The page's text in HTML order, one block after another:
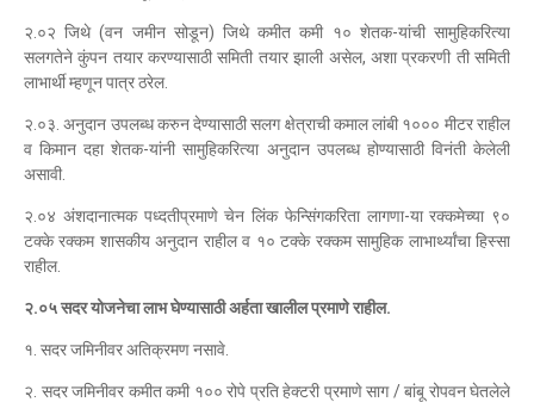
२.०२ जिथे (वन जमीन सोडून) जिथे कमीत कमी १० शेतक-यांची सामुहिकरित्या
सलगतेने कुंपन तयार करण्यासाठी समिती तयार झाली असेल, अशा प्रकरणी ती समिती
लाभार्थी म्हणून पात्र ठरेल.
२.०३. अनुदान उपलब्ध करुन देण्यासाठी सलग क्षेत्राची कमाल लांबी १००० मीटर राहील
व किमान दहा शेतक-यांनी सामुहिकरित्या अनुदान उपलब्ध होण्यासाठी विनंती केलेली
असावी.
२.०४ अंशदानात्मक पध्दतीप्रमाणे चेन लिंक फेन्सिंगकरिता लागणा-या रक्कमेच्या ९०
टक्के रक्कम शासकीय अनुदान राहील व १० टक्के रक्कम सामुहिक लाभार्थ्यांचा हिस्सा
राहील.
२.०५ सदर योजनेचा लाभ घेण्यासाठी अर्हता खालील प्रमाणे राहील.
१. सदर जमिनीवर अतिक्रमण नसावे.
२. सदर जमिनीवर कमीत कमी १०० रोपे प्रति हेक्टरी प्रमाणे साग / बांबू रोपवन घेतलेले